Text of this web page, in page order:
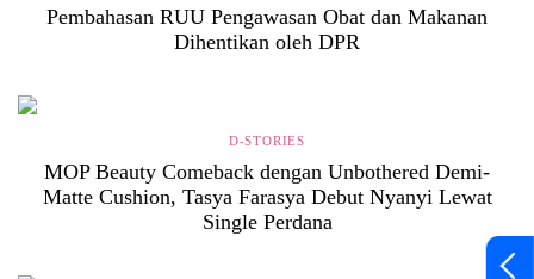
Pembahasan RUU Pengawasan Obat dan Makanan
Dihentikan oleh DPR
D-STORIES
MOP Beauty Comeback dengan Unbothered Demi-
Matte Cushion, Tasya Farasya Debut Nyanyi Lewat
Single Perdana